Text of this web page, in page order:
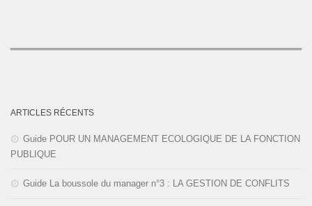
ARTICLES RÉCENTS
Guide POUR UN MANAGEMENT ECOLOGIQUE DE LA FONCTION
PUBLIQUE
Guide La boussole du manager n°3 : LA GESTION DE CONFLITS